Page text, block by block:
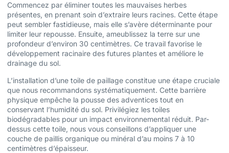
Commencez par éliminer toutes les mauvaises herbes
présentes, en prenant soin d’extraire leurs racines. Cette étape
peut sembler fastidieuse, mais elle s’avère déterminante pour
limiter leur repousse. Ensuite, ameublissez la terre sur une
profondeur d’environ 30 centimètres. Ce travail favorise le
développement racinaire des futures plantes et améliore le
drainage du sol.
L’installation d’une toile de paillage constitue une étape cruciale
que nous recommandons systématiquement. Cette barrière
physique empêche la pousse des adventices tout en
conservant l’humidité du sol. Privilégiez les toiles
biodégradables pour un impact environnemental réduit. Par-
dessus cette toile, nous vous conseillons d’appliquer une
couche de paillis organique ou minéral d’au moins 7 à 10
centimètres d’épaisseur.